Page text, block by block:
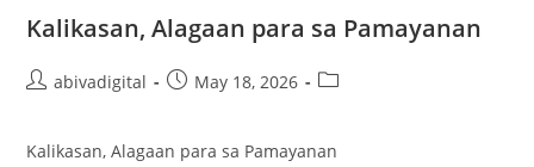
Kalikasan, Alagaan para sa Pamayanan
abivadigital May 18, 2026
Kalikasan, Alagaan para sa Pamayanan